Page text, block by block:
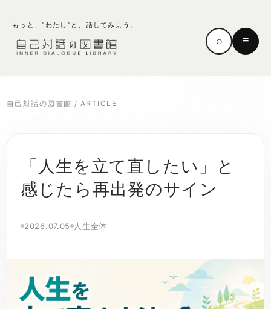
もっと、“わたし”と、話してみよう。
⌕ ≡
自己対話の図書館 / ARTICLE
「人生を立て直したい」と
感じたら再出発のサイン
2026.07.05 人生全体